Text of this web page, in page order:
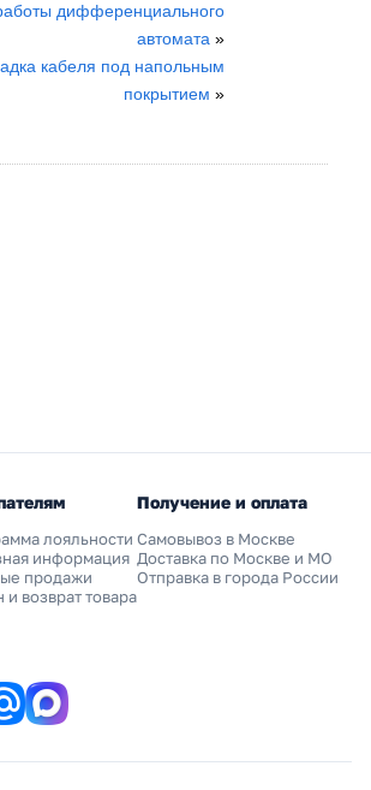
дифференциального
автомата »
кабеля под напольным
покрытием »
лояльности
информация
продажи
возврат товара
Получение и оплата
Самовывоз в Москве
Доставка по Москве и МО
Отправка в города России